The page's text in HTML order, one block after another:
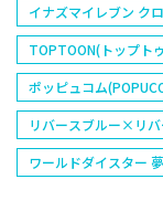
イナズマイレブン ク
TOPTOON(トップト
ポッピュコム
リバースブルー×リ
ワールドダイスター